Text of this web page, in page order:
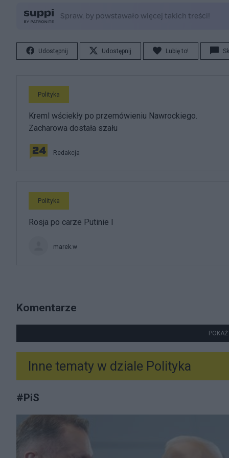
Udostępnij Udostępnij Lubię to!
Polityka
Kreml wściekły po przemówieniu Nawrockiego.
Zacharowa dostała szału
Redakcja
Polityka
Rosja po carze Putinie I
marek.w
Komentarze
Inne tematy w dziale Polityka
#PiS